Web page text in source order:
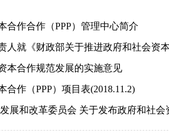
合作合作（PPP）管理中心简介
人就《财政部关于推进政府和社会资
本合作规范发展的实施意见
合作（PPP）项目表(2018.11.2)
展和改革委员会 关于发布政府和社会